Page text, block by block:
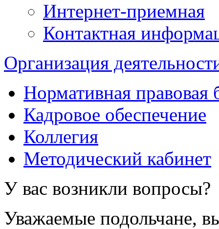
Интернет-приемная
Контактная
Организация
Нормативная правовая
Кадровое обеспечение
Коллегия
Методический кабинет
У вас возникли вопросы?
Уважаемые подольчане,